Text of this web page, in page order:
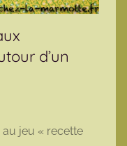
d’un
jeu « recette